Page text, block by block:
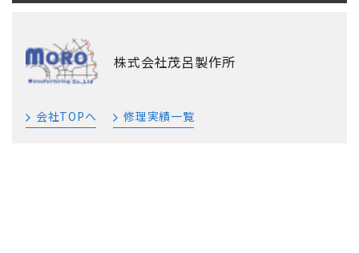
株式会社茂呂製作所
会社TOPへ 修理実績一覧